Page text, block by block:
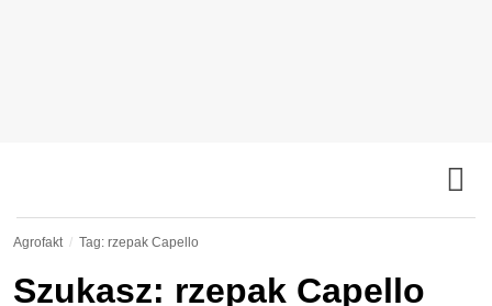
Agrofakt Tag: rzepak Capello
Szukasz: rzepak Capello